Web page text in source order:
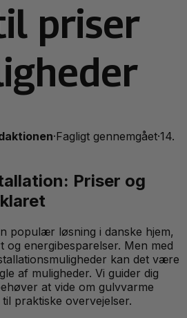
priser
·Fagligt gennemgået·14.
Priser og
populær løsning i danske hjem,
og energibesparelser. Men med
kan det være
af muligheder. Vi guider dig
at vide om gulvvarme
praktiske overvejelser.